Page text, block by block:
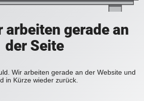
arbeiten gerade an
der Seite
Wir arbeiten gerade an der Website und
in Kürze wieder zurück.